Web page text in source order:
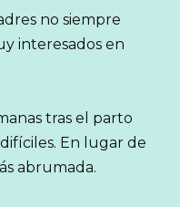
no siempre
interesados en
tras el parto
En lugar de
abrumada.